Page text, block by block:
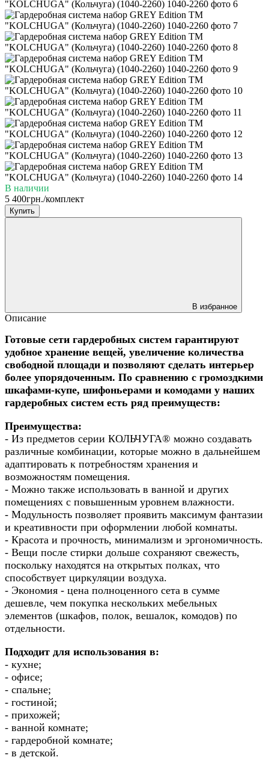
В наличии
5 400грн./комплект
Купить
В избранное
Описание
Готовые сети гардеробных систем гарантируют
удобное хранение вещей, увеличение количества
свободной площади и позволяют сделать интерьер
более упорядоченным. По сравнению с громоздкими
шкафами-купе, шифоньерами и комодами у наших
гардеробных систем есть ряд преимуществ:
Преимущества:
- Из предметов серии КОЛЬЧУГА® можно создавать
различные комбинации, которые можно в дальнейшем
адаптировать к потребностям хранения и
возможностям помещения.
- Можно также использовать в ванной и других
помещениях с повышенным уровнем влажности.
- Модульность позволяет проявить максимум фантазии
и креативности при оформлении любой комнаты.
- Красота и прочность, минимализм и эргономичность.
- Вещи после стирки дольше сохраняют свежесть,
поскольку находятся на открытых полках, что
способствует циркуляции воздуха.
- Экономия - цена полноценного сета в сумме
дешевле, чем покупка нескольких мебельных
элементов (шкафов, полок, вешалок, комодов) по
отдельности.
Подходит для использования в:
- кухне;
- офисе;
- спальне;
- гостиной;
- прихожей;
- ванной комнате;
- гардеробной комнате;
- в детской.